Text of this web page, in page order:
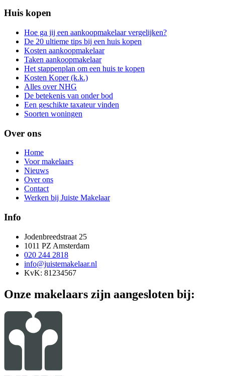
Huis kopen
Hoe ga jij een aankoopmakelaar vergelijken?
De 20 ultieme tips bij een huis kopen
Kosten aankoopmakelaar
Taken aankoopmakelaar
Het stappenplan om een huis te kopen
Kosten Koper (k.k.)
Alles over NHG
De betekenis van onder bod
Een geschikte taxateur vinden
Soorten woningen
Over ons
Home
Voor makelaars
Nieuws
Over ons
Contact
Werken bij Juiste Makelaar
Info
Jodenbreedstraat 25
1011 PZ Amsterdam
020 244 2818
info@juistemakelaar.nl
KvK: 81234567
Onze makelaars zijn aangesloten bij: